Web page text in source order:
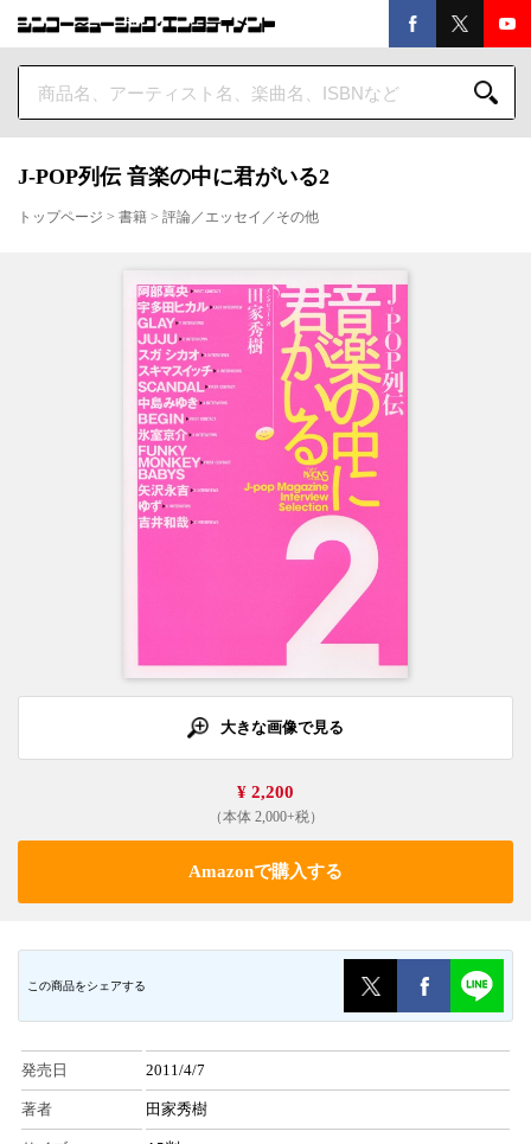
J-POP列伝 音楽の中に君がいる2
トップページ > 書籍 > 評論／エッセイ／その他
大きな画像で見る
¥ 2,200
（本体 2,000+税）
Amazonで購入する
この商品をシェアする
発売日 2011/4/7
著者 田家秀樹